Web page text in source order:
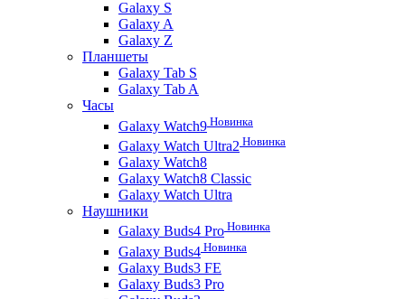
Galaxy S
Galaxy A
Galaxy Z
Планшеты
Galaxy Tab S
Galaxy Tab A
Часы
Galaxy Watch9 Новинка
Galaxy Watch Ultra2 Новинка
Galaxy Watch8
Galaxy Watch8 Classic
Galaxy Watch Ultra
Наушники
Galaxy Buds4 Pro Новинка
Galaxy Buds4 Новинка
Galaxy Buds3 FE
Galaxy Buds3 Pro